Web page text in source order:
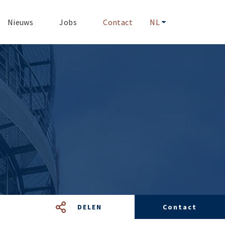
Nieuws Jobs Contact NL
DELEN Contact